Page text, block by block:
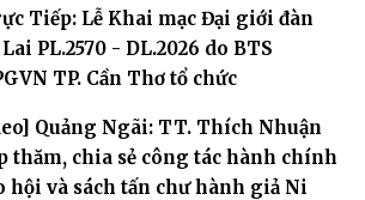
Tiếp: Lễ Khai mạc Đại giới đàn
PL.2570 - DL.2026 do BTS
TP. Cần Thơ tổ chức
Quảng Ngãi: TT. Thích Nhuận
thăm, chia sẻ công tác hành chính
hội và sách tấn chư hành giả Ni